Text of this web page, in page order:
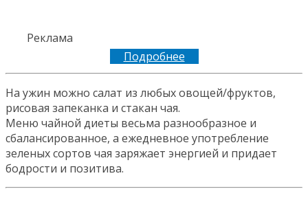
Реклама
Подробнее
На ужин можно салат из любых овощей/фруктов,
рисовая запеканка и стакан чая.
Меню чайной диеты весьма разнообразное и
сбалансированное, а ежедневное употребление
зеленых сортов чая заряжает энергией и придает
бодрости и позитива.